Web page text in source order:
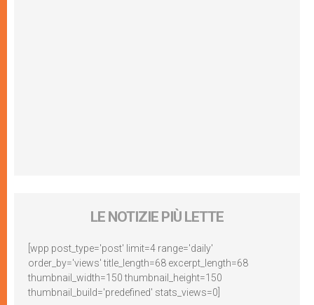
LE NOTIZIE PIÙ LETTE
[wpp post_type='post' limit=4 range='daily'
order_by='views' title_length=68 excerpt_length=68
thumbnail_width=150 thumbnail_height=150
thumbnail_build='predefined' stats_views=0]